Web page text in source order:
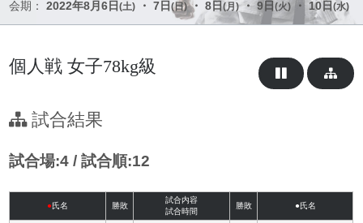
会期：
2022年8月6日(土) ・ 7日(日)・ 8日(月)・ 9日(火) ・ 10日(水)
個人戦 女子78kg級
試合結果
試合場:4 / 試合順:12
●氏名 勝敗
試合内容
試合時間
勝敗 ●氏名